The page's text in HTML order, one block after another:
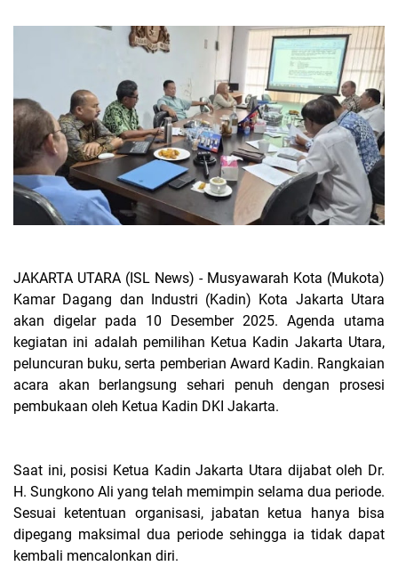
JAKARTA UTARA (ISL News) - Musyawarah Kota (Mukota)
Kamar Dagang dan Industri (Kadin) Kota Jakarta Utara
akan digelar pada 10 Desember 2025. Agenda utama
kegiatan ini adalah pemilihan Ketua Kadin Jakarta Utara,
peluncuran buku, serta pemberian Award Kadin. Rangkaian
acara akan berlangsung sehari penuh dengan prosesi
pembukaan oleh Ketua Kadin DKI Jakarta.
Saat ini, posisi Ketua Kadin Jakarta Utara dijabat oleh Dr.
H. Sungkono Ali yang telah memimpin selama dua periode.
Sesuai ketentuan organisasi, jabatan ketua hanya bisa
dipegang maksimal dua periode sehingga ia tidak dapat
kembali mencalonkan diri.